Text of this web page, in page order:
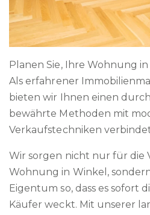
Planen Sie, Ihre Wohnung
Als erfahrener
bieten wir Ihnen einen
bewährte Methoden mit
Verkaufstechniken
Wir sorgen nicht nur für die
Wohnung in Winkel,
Eigentum so, dass es sofort
Käufer weckt. Mit unserer